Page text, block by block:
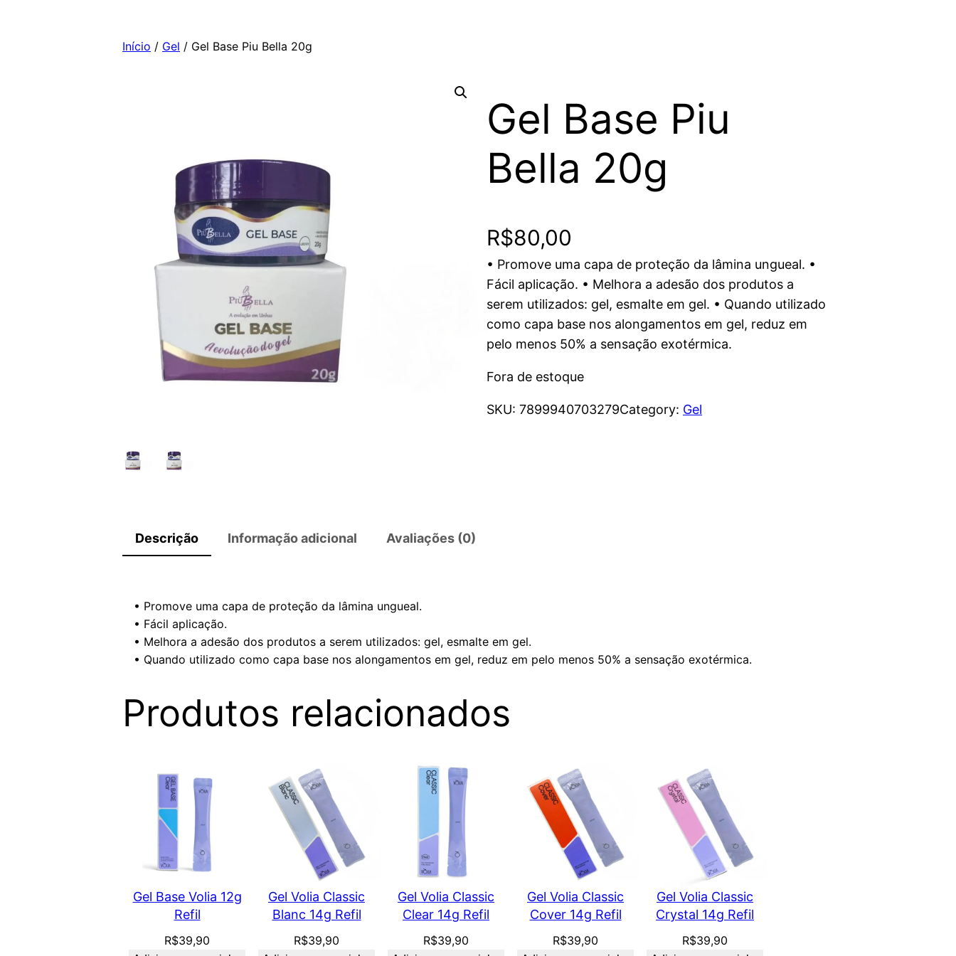
Início / Gel / Gel Base Piu Bella 20g
Gel Base Piu
Bella 20g
R$80,00
• Promove uma capa de proteção da lâmina ungueal. •
Fácil aplicação. • Melhora a adesão dos produtos a
serem utilizados: gel, esmalte em gel. • Quando utilizado
como capa base nos alongamentos em gel, reduz em
pelo menos 50% a sensação exotérmica.
Fora de estoque
SKU: 7899940703279Category: Gel
Descrição Informação adicional Avaliações (0)
• Promove uma capa de proteção da lâmina ungueal.
• Fácil aplicação.
• Melhora a adesão dos produtos a serem utilizados: gel, esmalte em gel.
• Quando utilizado como capa base nos alongamentos em gel, reduz em pelo menos 50% a sensação exotérmica.
Produtos relacionados
Gel Base Volia 12g
Refil
R$39,90
Gel Volia Classic
Blanc 14g Refil
R$39,90
Gel Volia Classic
Clear 14g Refil
R$39,90
Gel Volia Classic
Cover 14g Refil
R$39,90
Gel Volia Classic
Crystal 14g Refil
R$39,90